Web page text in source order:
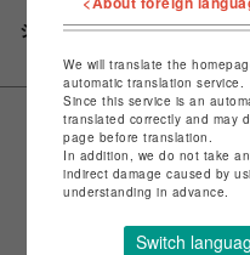
シェアする
We will translate the
automatic translation service.
Since this service is an
translated correctly and may
page before translation.
In addition, we do not take
indirect damage caused by
understanding in advance.
Switch